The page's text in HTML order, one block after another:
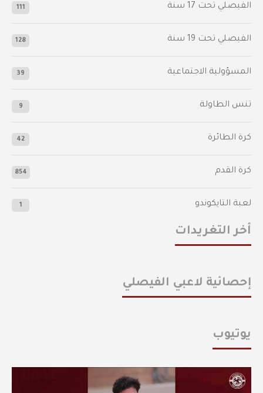
‫الفيصلي‬⁩ تحت 17 سنة 111
الفيصلي‬⁩ تحت 19 سنة 128
المسؤولية الاجتماعية 39
تنس الطاولة 9
كرة الطائرة 42
كرة القدم 854
لعبة التايكوندو 1
أخر التغريدات
إحصائية لاعبي الفيصلي
يوتيوب